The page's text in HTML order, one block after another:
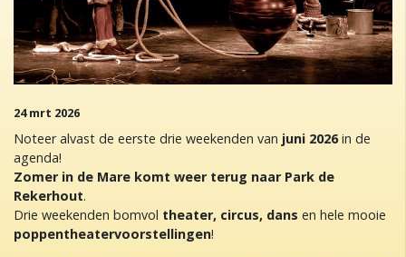
24 mrt 2026
Noteer alvast de eerste drie weekenden van juni 2026in de
agenda!
Zomer in de Mare komt weer terug naar Park de
Rekerhout.
Drie weekenden bomvol theater, circus, dans en hele mooie
poppentheatervoorstellingen!